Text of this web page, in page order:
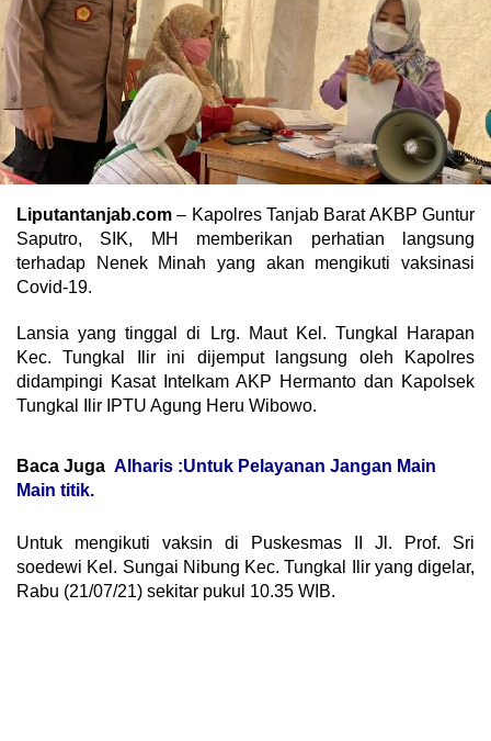
Liputantanjab.com – Kapolres Tanjab Barat AKBP Guntur
Saputro, SIK, MH memberikan perhatian langsung
terhadap Nenek Minah yang akan mengikuti vaksinasi
Covid-19.
Lansia yang tinggal di Lrg. Maut Kel. Tungkal Harapan
Kec. Tungkal Ilir ini dijemput langsung oleh Kapolres
didampingi Kasat Intelkam AKP Hermanto dan Kapolsek
Tungkal Ilir IPTU Agung Heru Wibowo.
Baca Juga Alharis :Untuk Pelayanan Jangan Main
Main titik.
Untuk mengikuti vaksin di Puskesmas II Jl. Prof. Sri
soedewi Kel. Sungai Nibung Kec. Tungkal Ilir yang digelar,
Rabu (21/07/21) sekitar pukul 10.35 WIB.